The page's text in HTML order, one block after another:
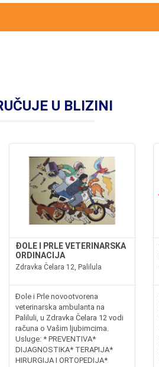
U BLIZINI
ĐOLE I PRLE VETERINARSKA
ORDINACIJA
Zdravka Čelara 12, Palilula
Đole i Prle novootvorena
veterinarska ambulanta na
Paliluli, u Zdravka Čelara 12 vodi
računa o Vašim ljubimcima.
Usluge: * PREVENTIVA*
DIJAGNOSTIKA* TERAPIJA*
HIRURGIJA I ORTOPEDIJA*